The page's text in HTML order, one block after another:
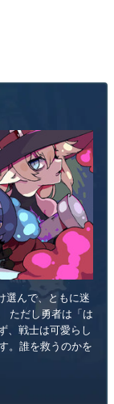
選んで、ともに迷
ただし勇者は「は
、戦士は可愛らし
。誰を救うのかを